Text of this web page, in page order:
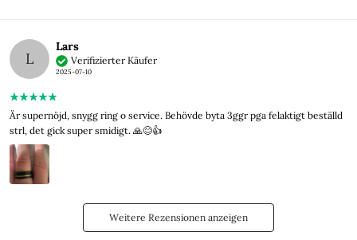
L
Lars
Verifizierter Käufer
2025-07-10
Är supernöjd, snygg ring o service. Behövde byta 3ggr pga felaktigt beställd
strl, det gick super smidigt. 🙏😊👍
Weitere Rezensionen anzeigen